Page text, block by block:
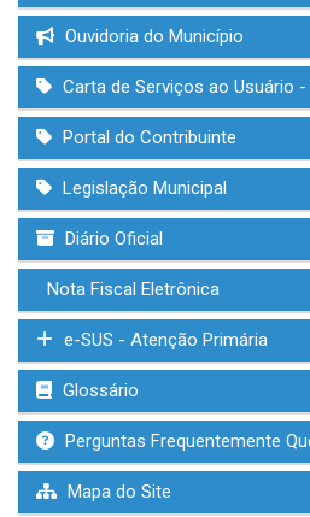
Ouvidoria do Município
Carta de Serviços ao Usuário -
Portal do Contribuinte
Legislação Municipal
Diário Oficial
Nota Fiscal Eletrônica
e-SUS - Atenção Primária
Glossário
Perguntas Frequentemente
Mapa do Site